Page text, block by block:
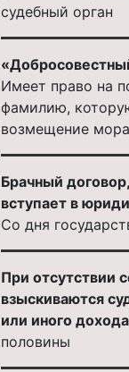
судебный орган
Имеет право на
фамилию,
возмещение
Брачный
вступает в
Со дня
При отсутствии
взыскиваются
или иного
половины